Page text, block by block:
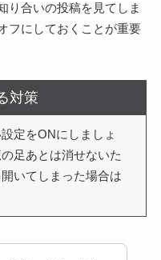
り合いの投稿を見てしま
フにしておくことが重要
対策
定をONにしましょ
足あとは消せないた
いてしまった場合は